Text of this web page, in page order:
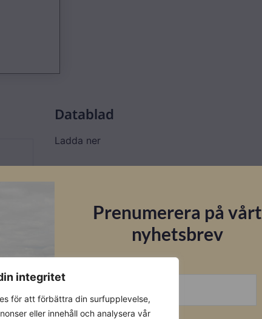
integritet
för att förbättra din surfupplevelse,
eller innehåll och analysera vår
Datablad
Ladda ner
Prenumerera på vårt
nyhetsbrev
Förnamn